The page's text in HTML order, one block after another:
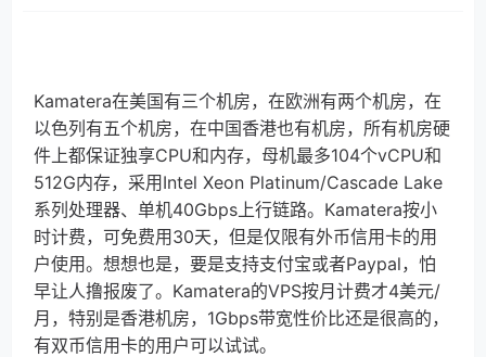
Kamatera在美国有三个机房，在欧洲有两个机房，在
以色列有五个机房，在中国香港也有机房，所有机房硬
件上都保证独享CPU和内存，母机最多104个vCPU和
512G内存，采用Intel Xeon Platinum/Cascade Lake
系列处理器、单机40Gbps上行链路。Kamatera按小
时计费，可免费用30天，但是仅限有外币信用卡的用
户使用。想想也是，要是支持支付宝或者Paypal，怕
早让人撸报废了。Kamatera的VPS按月计费才4美元/
月，特别是香港机房，1Gbps带宽性价比还是很高的，
有双币信用卡的用户可以试试。